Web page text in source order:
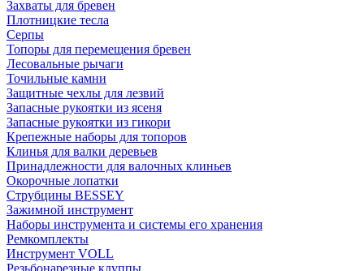
Захваты для бревен
Плотницкие тесла
Серпы
Топоры для перемещения бревен
Лесовальные рычаги
Точильные камни
Защитные чехлы для лезвий
Запасные рукоятки из ясеня
Запасные рукоятки из гикори
Крепежные наборы для топоров
Клинья для валки деревьев
Принадлежности для валочных клиньев
Окорочные лопатки
Струбцины BESSEY
Зажимной инструмент
Наборы инструмента и системы его хранения
Ремкомплекты
Инструмент VOLL
Резьбонарезные клуппы